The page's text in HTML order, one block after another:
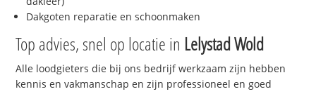
Dakgoten reparatie en schoonmaken
Top advies, snel op locatie in Lelystad Wold
Alle loodgieters die bij ons bedrijf werkzaam zijn hebben
kennis en vakmanschap en zijn professioneel en goed